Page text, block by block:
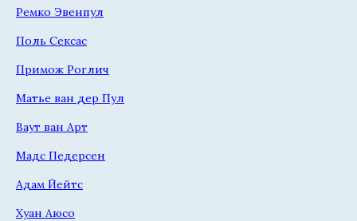
Ремко Эвенпул
Поль Сексас
Примож Роглич
Матье ван дер Пул
Ваут ван Арт
Мадс Педерсен
Адам Йейтс
Хуан Аюсо